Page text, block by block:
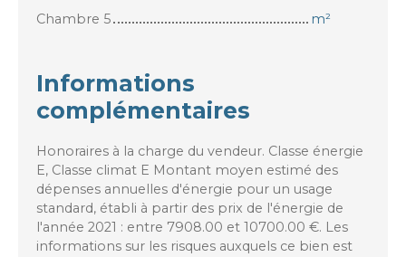
Chambre 5
m²
Informations
complémentaires
Honoraires à la charge du vendeur. Classe énergie
E, Classe climat E Montant moyen estimé des
dépenses annuelles d'énergie pour un usage
standard, établi à partir des prix de l'énergie de
l'année 2021 : entre 7908.00 et 10700.00 €. Les
informations sur les risques auxquels ce bien est